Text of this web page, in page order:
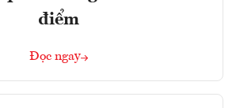
điểm
Đọc ngay